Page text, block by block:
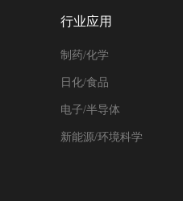
行业应用
制药/化学
日化/食品
电子/半导体
新能源/环境科学